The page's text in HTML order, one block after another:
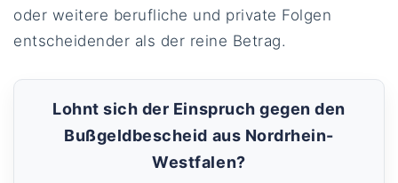
oder weitere berufliche und private Folgen
entscheidender als der reine Betrag.
Lohnt sich der Einspruch gegen den
Bußgeldbescheid aus Nordrhein-
Westfalen?